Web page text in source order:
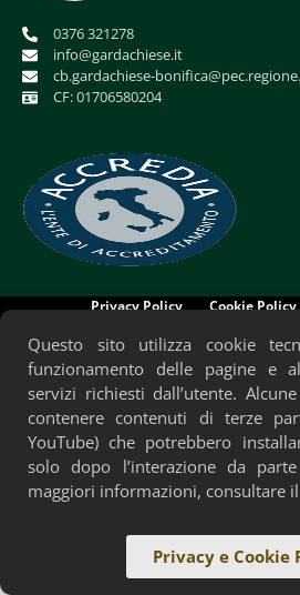
0376 321278
info@gardachiese.it
cb.gardachiese-
CF: 01706580204
Privacy Policy Cookie Policy
Questo sito utilizza cookie
funzionamento delle pagine e
servizi richiesti dall’utente.
contenere contenuti di terze
YouTube) che potrebbero
solo dopo l’interazione da
maggiori informazioni, consultare
Privacy e Cookie